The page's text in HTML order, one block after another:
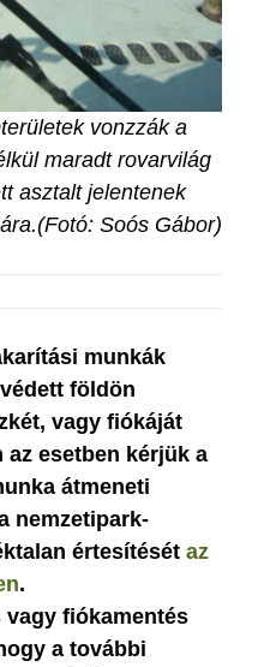
vonzzák a
maradt rovarvilág
asztalt jelentenek
Soós Gábor)
munkák
földön
vagy fiókáját
az esetben kérjük a
átmeneti
nemzetipark-
értesítését az
.
vagy fiókamentés
a további